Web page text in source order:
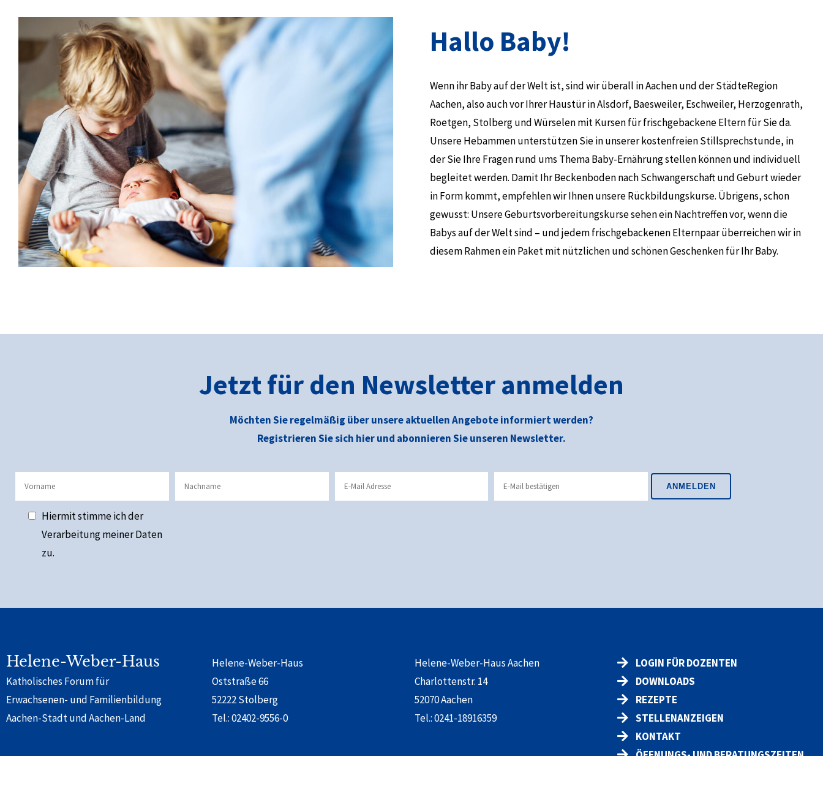
Hallo Baby!
Wenn ihr Baby auf der Welt ist, sind wir überall in Aachen und der StädteRegion
Aachen, also auch vor Ihrer Haustür in Alsdorf, Baesweiler, Eschweiler, Herzogenrath,
Roetgen, Stolberg und Würselen mit Kursen für frischgebackene Eltern für Sie da.
Unsere Hebammen unterstützen Sie in unserer kostenfreien Stillsprechstunde, in
der Sie Ihre Fragen rund ums Thema Baby-Ernährung stellen können und individuell
begleitet werden. Damit Ihr Beckenboden nach Schwangerschaft und Geburt wieder
in Form kommt, empfehlen wir Ihnen unsere Rückbildungskurse. Übrigens, schon
gewusst: Unsere Geburtsvorbereitungskurse sehen ein Nachtreffen vor, wenn die
Babys auf der Welt sind – und jedem frischgebackenen Elternpaar überreichen wir in
diesem Rahmen ein Paket mit nützlichen und schönen Geschenken für Ihr Baby.
Jetzt für den Newsletter anmelden
Möchten Sie regelmäßig über unsere aktuellen Angebote informiert werden?
Registrieren Sie sich hier und abonnieren Sie unseren Newsletter.
Hiermit stimme ich der
Verarbeitung meiner Daten
zu.
Helene-Weber-Haus
Katholisches Forum für
Erwachsenen- und Familienbildung
Aachen-Stadt und Aachen-Land
Helene-Weber-Haus
Oststraße 66
52222 Stolberg
Tel.:02402-9556-0
Helene-Weber-Haus Aachen
Charlottenstr. 14
52070 Aachen
Tel.:0241-18916359
LOGIN FÜR DOZENTEN
DOWNLOADS
REZEPTE
STELLENANZEIGEN
KONTAKT
ÖFFNUNGS- UND BERATUNGSZEITEN